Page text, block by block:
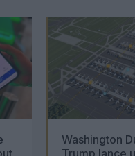
Washington
Trump lance